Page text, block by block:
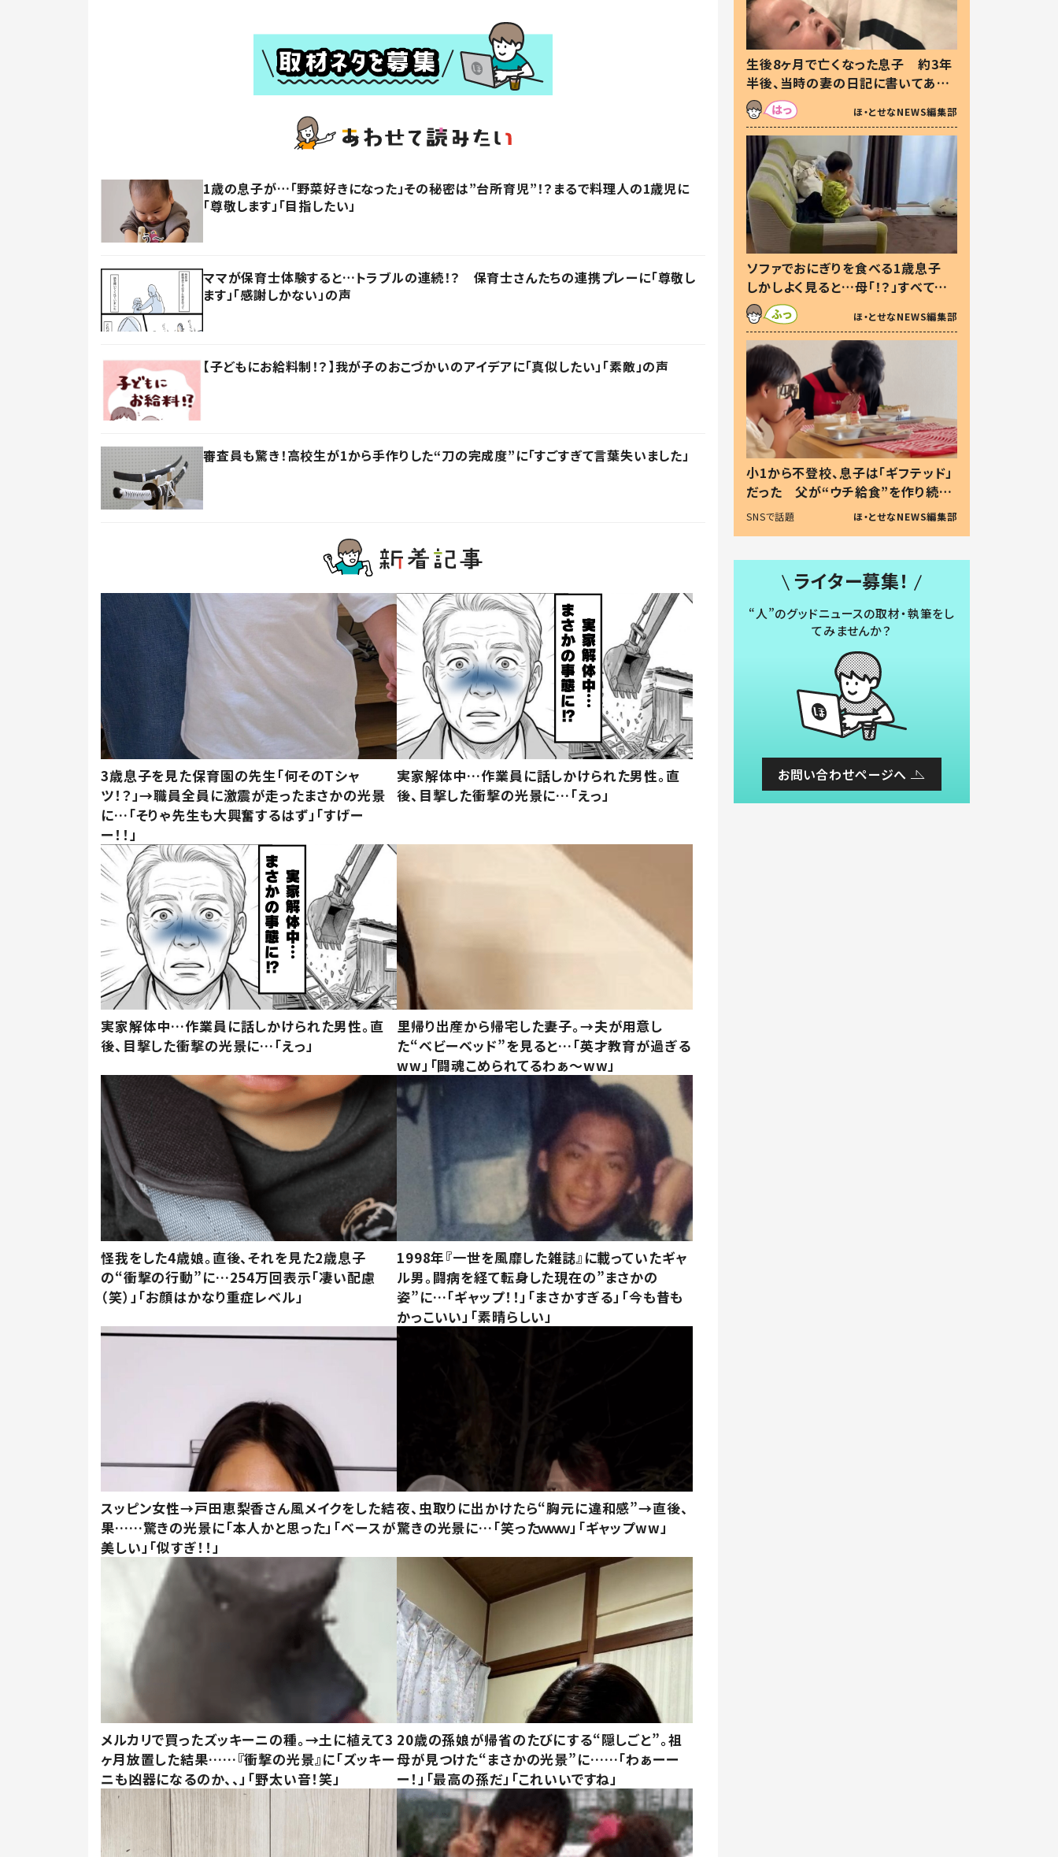
1歳の息子が…「野菜好きになった」その秘密は”台所育児”！？まるで料理人の1歳児に
「尊敬します」「目指したい」
ママが保育士体験すると…トラブルの連続！？ 保育士さんたちの連携プレーに「尊敬し
ます」「感謝しかない」の声
【子どもにお給料制！？】我が子のおこづかいのアイデアに「真似したい」「素敵」の声
審査員も驚き！高校生が1から手作りした“刀の完成度”に「すごすぎて言葉失いました」
3歳息子を見た保育園の先生「何そのTシャ
ツ！？」→職員全員に激震が走ったまさかの光景
に…「そりゃ先生も大興奮するはず」「すげー
ー！！」
実家解体中…作業員に話しかけられた男性。直
後、目撃した衝撃の光景に…「えっ」
実家解体中…作業員に話しかけられた男性。直
後、目撃した衝撃の光景に…「えっ」
里帰り出産から帰宅した妻子。→夫が用意し
た“ベビーベッド”を見ると…「英才教育が過ぎる
ww」「闘魂こめられてるわぁ～ww」
怪我をした4歳娘。直後、それを見た2歳息子
の“衝撃の行動”に…254万回表示「凄い配慮
（笑）」「お顔はかなり重症レベル」
1998年『一世を風靡した雑誌』に載っていたギャ
ル男。闘病を経て転身した現在の”まさかの
姿”に…「ギャップ！！」「まさかすぎる」「今も昔も
かっこいい」「素晴らしい」
スッピン女性→戸田恵梨香さん風メイクをした結
果……驚きの光景に「本人かと思った」「ベースが
美しい」「似すぎ！！」
夜、虫取りに出かけたら“胸元に違和感”→直後、
驚きの光景に…「笑ったｗｗｗ」「ギャップww」
メルカリで買ったズッキーニの種。→土に植えて3
ヶ月放置した結果……『衝撃の光景』に「ズッキー
ニも凶器になるのか、、」「野太い音！笑」
20歳の孫娘が帰省のたびにする“隠しごと”。祖
母が見つけた“まさかの光景”に……「わぁーー
ー！」「最高の孫だ」「これいいですね」
生後8ヶ月で亡くなった息子 約3年
半後、当時の妻の日記に書いてあっ
た本音とは
ほ・とせなNEWS編集部
ソファでおにぎりを食べる1歳息子
しかしよく見ると…母「！？」すべてを
察した母の投稿に「可愛いから許
す！」「現行犯〜」
ほ・とせなNEWS編集部
小1から不登校、息子は「ギフテッド」
だった 父が“ウチ給食”を作り続け
る理由とは #令和の親 #令和の子
SNSで話題 ほ・とせなNEWS編集部
ライター募集！
“人”のグッドニュースの取材・執筆をし
てみませんか？
お問い合わせページへ